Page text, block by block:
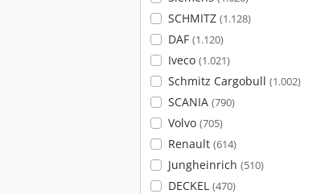
SCHMITZ (1.128)
DAF (1.120)
Iveco (1.021)
Schmitz Cargobull (1.002)
SCANIA (790)
Volvo (705)
Renault (614)
Jungheinrich (510)
DECKEL (470)